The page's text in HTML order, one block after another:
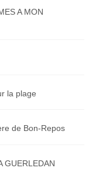
A MON
la plage
de Bon-Repos
GUERLEDAN